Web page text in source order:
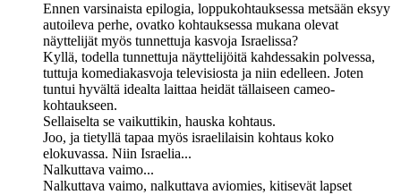
Ennen varsinaista epilogia, loppukohtauksessa metsään eksyy
autoileva perhe, ovatko kohtauksessa mukana olevat
näyttelijät myös tunnettuja kasvoja Israelissa?
Kyllä, todella tunnettuja näyttelijöitä kahdessakin polvessa,
tuttuja komediakasvoja televisiosta ja niin edelleen. Joten
tuntui hyvältä idealta laittaa heidät tällaiseen cameo-
kohtaukseen.
Sellaiselta se vaikuttikin, hauska kohtaus.
Joo, ja tietyllä tapaa myös israelilaisin kohtaus koko
elokuvassa. Niin Israelia...
Nalkuttava vaimo...
Nalkuttava vaimo, nalkuttava aviomies, kitisevät lapset